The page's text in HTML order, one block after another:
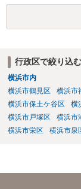
対応が必要になっ
行政区で絞り込む
横浜市内
横浜市鶴見区
横浜市
横浜市保土ケ谷区
横
横浜市戸塚区
横浜市
横浜市栄区
横浜市泉